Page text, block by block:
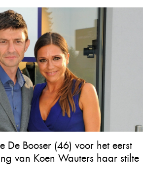
De Booser (46) voor het eerst
van Koen Wauters haar stilte